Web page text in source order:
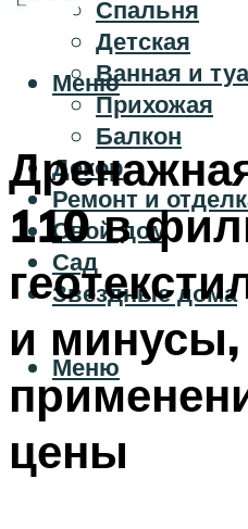
Спальня
Детская
Ванная и
Прихожая
Балкон
Декор
Ремонт и
Свой дом
Сад
Звездные дома
Меню
Меню
110 в
и минусы,
цены